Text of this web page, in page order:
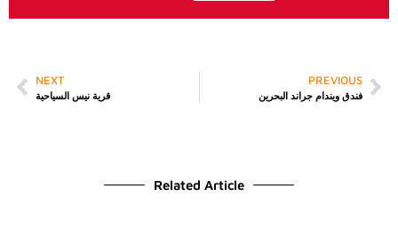
PREVIOUS
فندق ويندام جراند البحرين
NEXT
قرية نيس السياحية
Related Article